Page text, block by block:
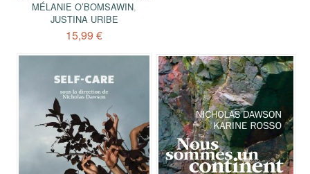
MÉLANIE O’BOMSAWIN,
JUSTINA URIBE
15,99 €